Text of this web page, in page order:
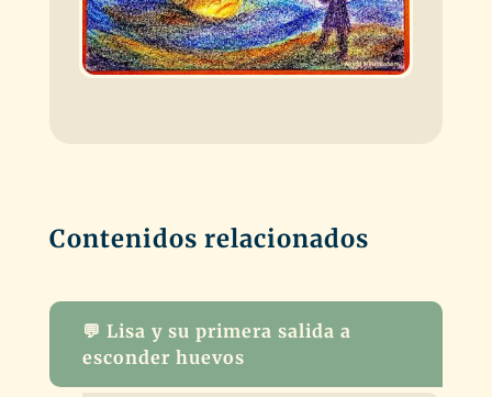
Contenidos relacionados
💬 Lisa y su primera salida a
esconder huevos